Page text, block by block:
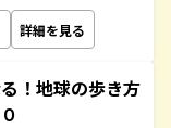
詳細を見る
！地球の歩き方